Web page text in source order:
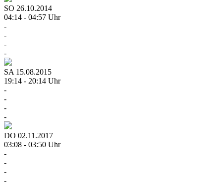
SO 26.10.2014
04:14 - 04:57 Uhr
-
-
-
-
SA 15.08.2015
19:14 - 20:14 Uhr
-
-
-
-
DO 02.11.2017
03:08 - 03:50 Uhr
-
-
-
-